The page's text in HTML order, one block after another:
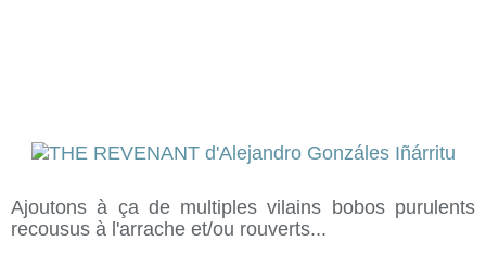
Ajoutons à ça de multiples vilains bobos purulents
recousus à l'arrache et/ou rouverts...